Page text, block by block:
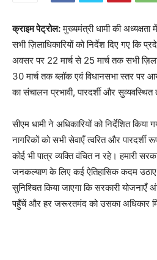
क्राइम पेट्रोल:मुख्यमंत्री धामी की
सभी ज़िलाधिकारियों को निर्देश दिए गए कि
अवसर पर 22 मार्च से 25 मार्च तक सभी
30 मार्च तक ब्लॉक एवं विधानसभा स्तर पर
का संचालन प्रभावी, पारदर्शी और
सीएम धामी ने अधिकारियों को निर्देशित किया
नागरिकों को सभी सेवाएँ त्वरित और
कोई भी पात्र व्यक्ति वंचित न रहे। हमारी
जनकल्याण के लिए कई ऐतिहासिक कदम
सुनिश्चित किया जाएगा कि सरकारी
पहुँचें और हर जरूरतमंद को उसका अधिकार